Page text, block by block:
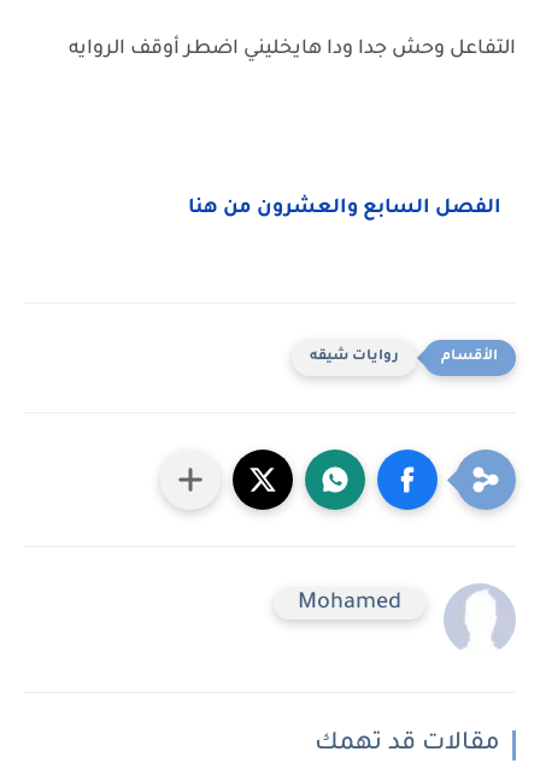
التفاعل وحش جدا ودا هايخليني اضطر أوقف الروايه
الفصل السابع والعشرون من هنا
روايات شيقه
Mohamed
مقالات قد تهمك